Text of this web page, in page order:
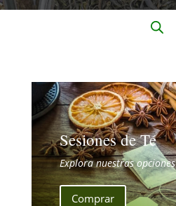
Sesiones de Té
Explora nuestras opciones
Comprar